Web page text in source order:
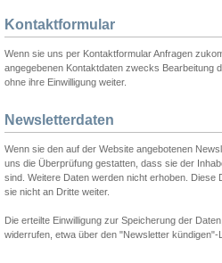
Kontaktformular
Wenn sie uns per Kontaktformular Anfragen
angegebenen Kontaktdaten zwecks Bearbeitung
ohne ihre Einwilligung weiter.
Newsletterdaten
Wenn sie den auf der Website angebotenen
uns die Überprüfung gestatten, dass sie der
sind. Weitere Daten werden nicht erhoben.
sie nicht an Dritte weiter.
Die erteilte Einwilligung zur Speicherung der
widerrufen, etwa über den "Newsletter